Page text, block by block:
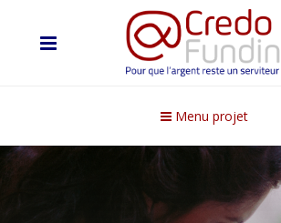
Menu projet